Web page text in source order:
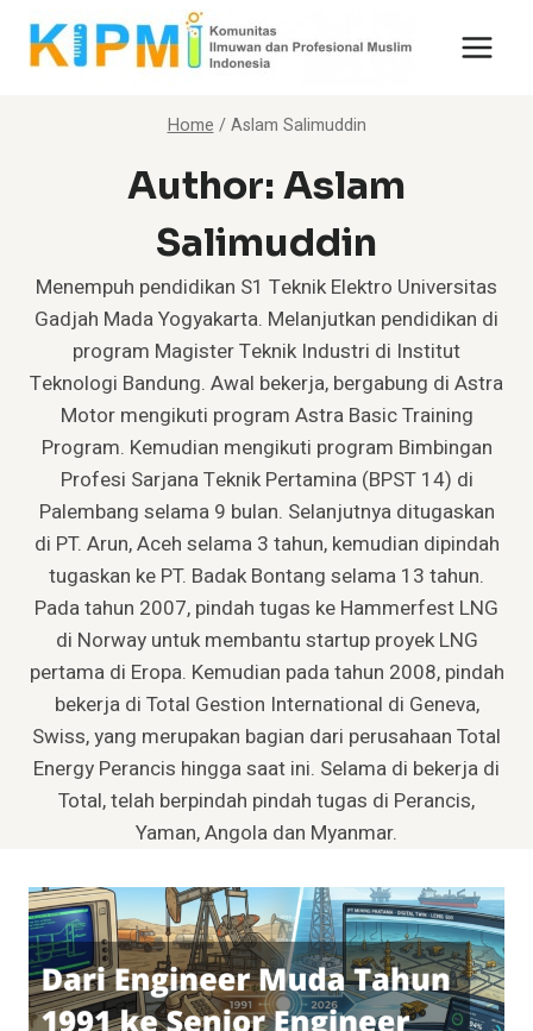
Skip
Home / Aslam Salimuddin
Author: Aslam
Salimuddin
Menempuh pendidikan S1 Teknik Elektro Universitas
Gadjah Mada Yogyakarta. Melanjutkan pendidikan di
program Magister Teknik Industri di Institut
Teknologi Bandung. Awal bekerja, bergabung di Astra
Motor mengikuti program Astra Basic Training
Program. Kemudian mengikuti program Bimbingan
Profesi Sarjana Teknik Pertamina (BPST 14) di
Palembang selama 9 bulan. Selanjutnya ditugaskan
di PT. Arun, Aceh selama 3 tahun, kemudian dipindah
tugaskan ke PT. Badak Bontang selama 13 tahun.
Pada tahun 2007, pindah tugas ke Hammerfest LNG
di Norway untuk membantu startup proyek LNG
pertama di Eropa. Kemudian pada tahun 2008, pindah
bekerja di Total Gestion International di Geneva,
Swiss, yang merupakan bagian dari perusahaan Total
Energy Perancis hingga saat ini. Selama di bekerja di
Total, telah berpindah pindah tugas di Perancis,
Yaman, Angola dan Myanmar.